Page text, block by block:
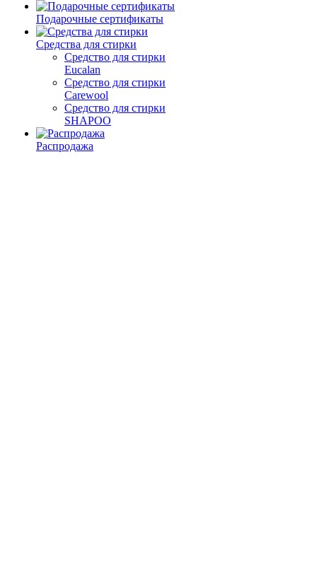
Подарочные сертификаты
Средства для стирки
Средство для стирки
Eucalan
Средство для стирки
Carewool
Средство для стирки
SHAPOO
Распродажа